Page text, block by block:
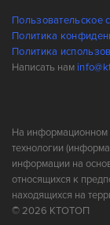
Пользовательское
Политика
Политика
Написать нам
На информационном
технологии
информации на
относящихся к
находящихся на
© 2026 КТОТОП